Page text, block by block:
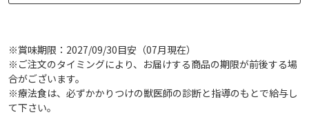
※賞味期限：2027/09/30目安（07月現在）
※ご注文のタイミングにより、お届けする商品の期限が前後する場
合がございます。
※療法食は、必ずかかりつけの獣医師の診断と指導のもとで給与し
て下さい。